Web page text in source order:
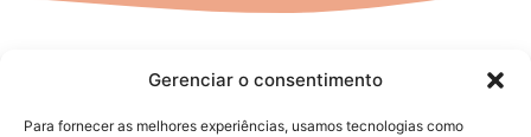
Gerenciar o consentimento
Para fornecer as melhores experiências, usamos tecnologias como